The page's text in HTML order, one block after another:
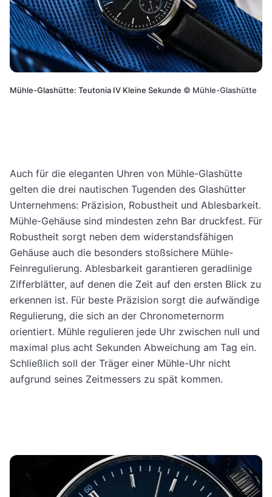
Mühle-Glashütte: Teutonia IV Kleine Sekunde © Mühle-Glashütte
Auch für die eleganten Uhren von Mühle-Glashütte
gelten die drei nautischen Tugenden des Glashütter
Unternehmens: Präzision, Robustheit und Ablesbarkeit.
Mühle-Gehäuse sind mindesten zehn Bar druckfest. Für
Robustheit sorgt neben dem widerstandsfähigen
Gehäuse auch die besonders stoßsichere Mühle-
Feinregulierung. Ablesbarkeit garantieren geradlinige
Zifferblätter, auf denen die Zeit auf den ersten Blick zu
erkennen ist. Für beste Präzision sorgt die aufwändige
Regulierung, die sich an der Chronometernorm
orientiert. Mühle regulieren jede Uhr zwischen null und
maximal plus acht Sekunden Abweichung am Tag ein.
Schließlich soll der Träger einer Mühle-Uhr nicht
aufgrund seines Zeitmessers zu spät kommen.